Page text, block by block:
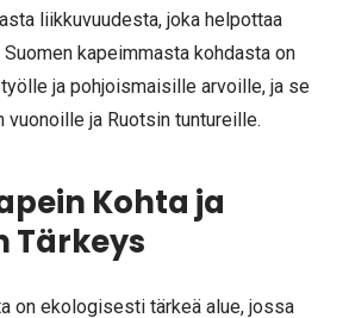
liikkuvuudesta, joka helpottaa
kapeimmasta kohdasta on
ja pohjoismaisille arvoille, ja se
vuonoille ja Ruotsin tuntureille.
Kohta ja
Tärkeys
on ekologisesti tärkeä alue, jossa